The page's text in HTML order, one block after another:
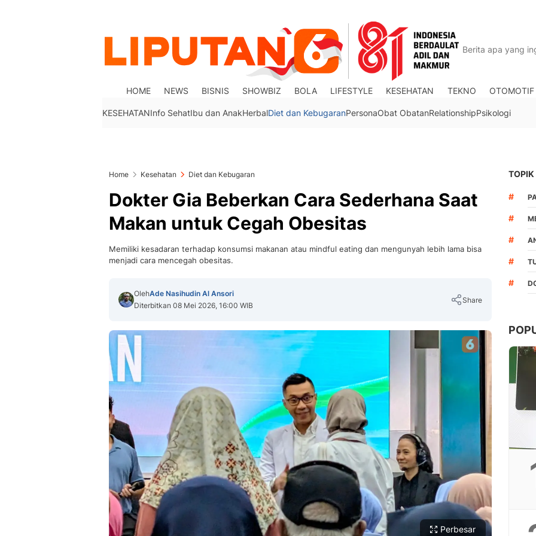
HOME NEWS BISNIS SHOWBIZ BOLA LIFESTYLE KESEHATAN TEKNO OTOMOTIF
KESEHATANInfo SehatIbu dan AnakHerbalDiet dan KebugaranPersonaObat ObatanRelationshipPsikologi
Home Kesehatan Diet dan Kebugaran
Dokter Gia Beberkan Cara Sederhana Saat
Makan untuk Cegah Obesitas
Memiliki kesadaran terhadap konsumsi makanan atau mindful eating dan mengunyah lebih lama bisa
menjadi cara mencegah obesitas.
OlehAde Nasihudin Al Ansori
Diterbitkan 08 Mei 2026, 16:00 WIB
Share
Copy Link
Perbesar
TOPIK
#
#
#
#
#